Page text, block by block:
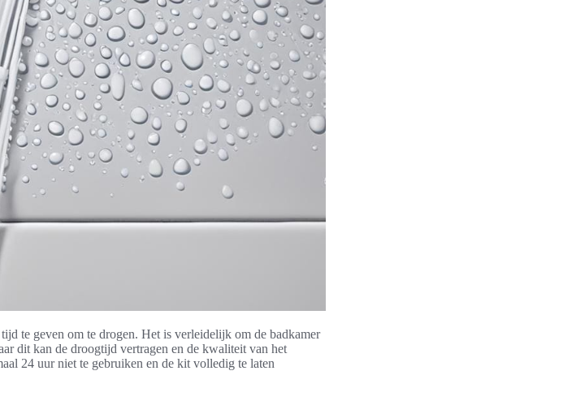
te geven om te drogen. Het is verleidelijk om de badkamer
dit kan de droogtijd vertragen en de kwaliteit van het
24 uur niet te gebruiken en de kit volledig te laten